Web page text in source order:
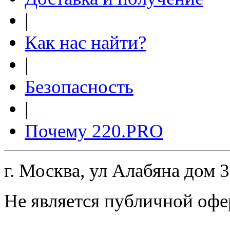
|
Как нас найти?
|
Безопасность
|
Почему 220.PRO
г. Москва, ул Алабяна дом
Не является публичной